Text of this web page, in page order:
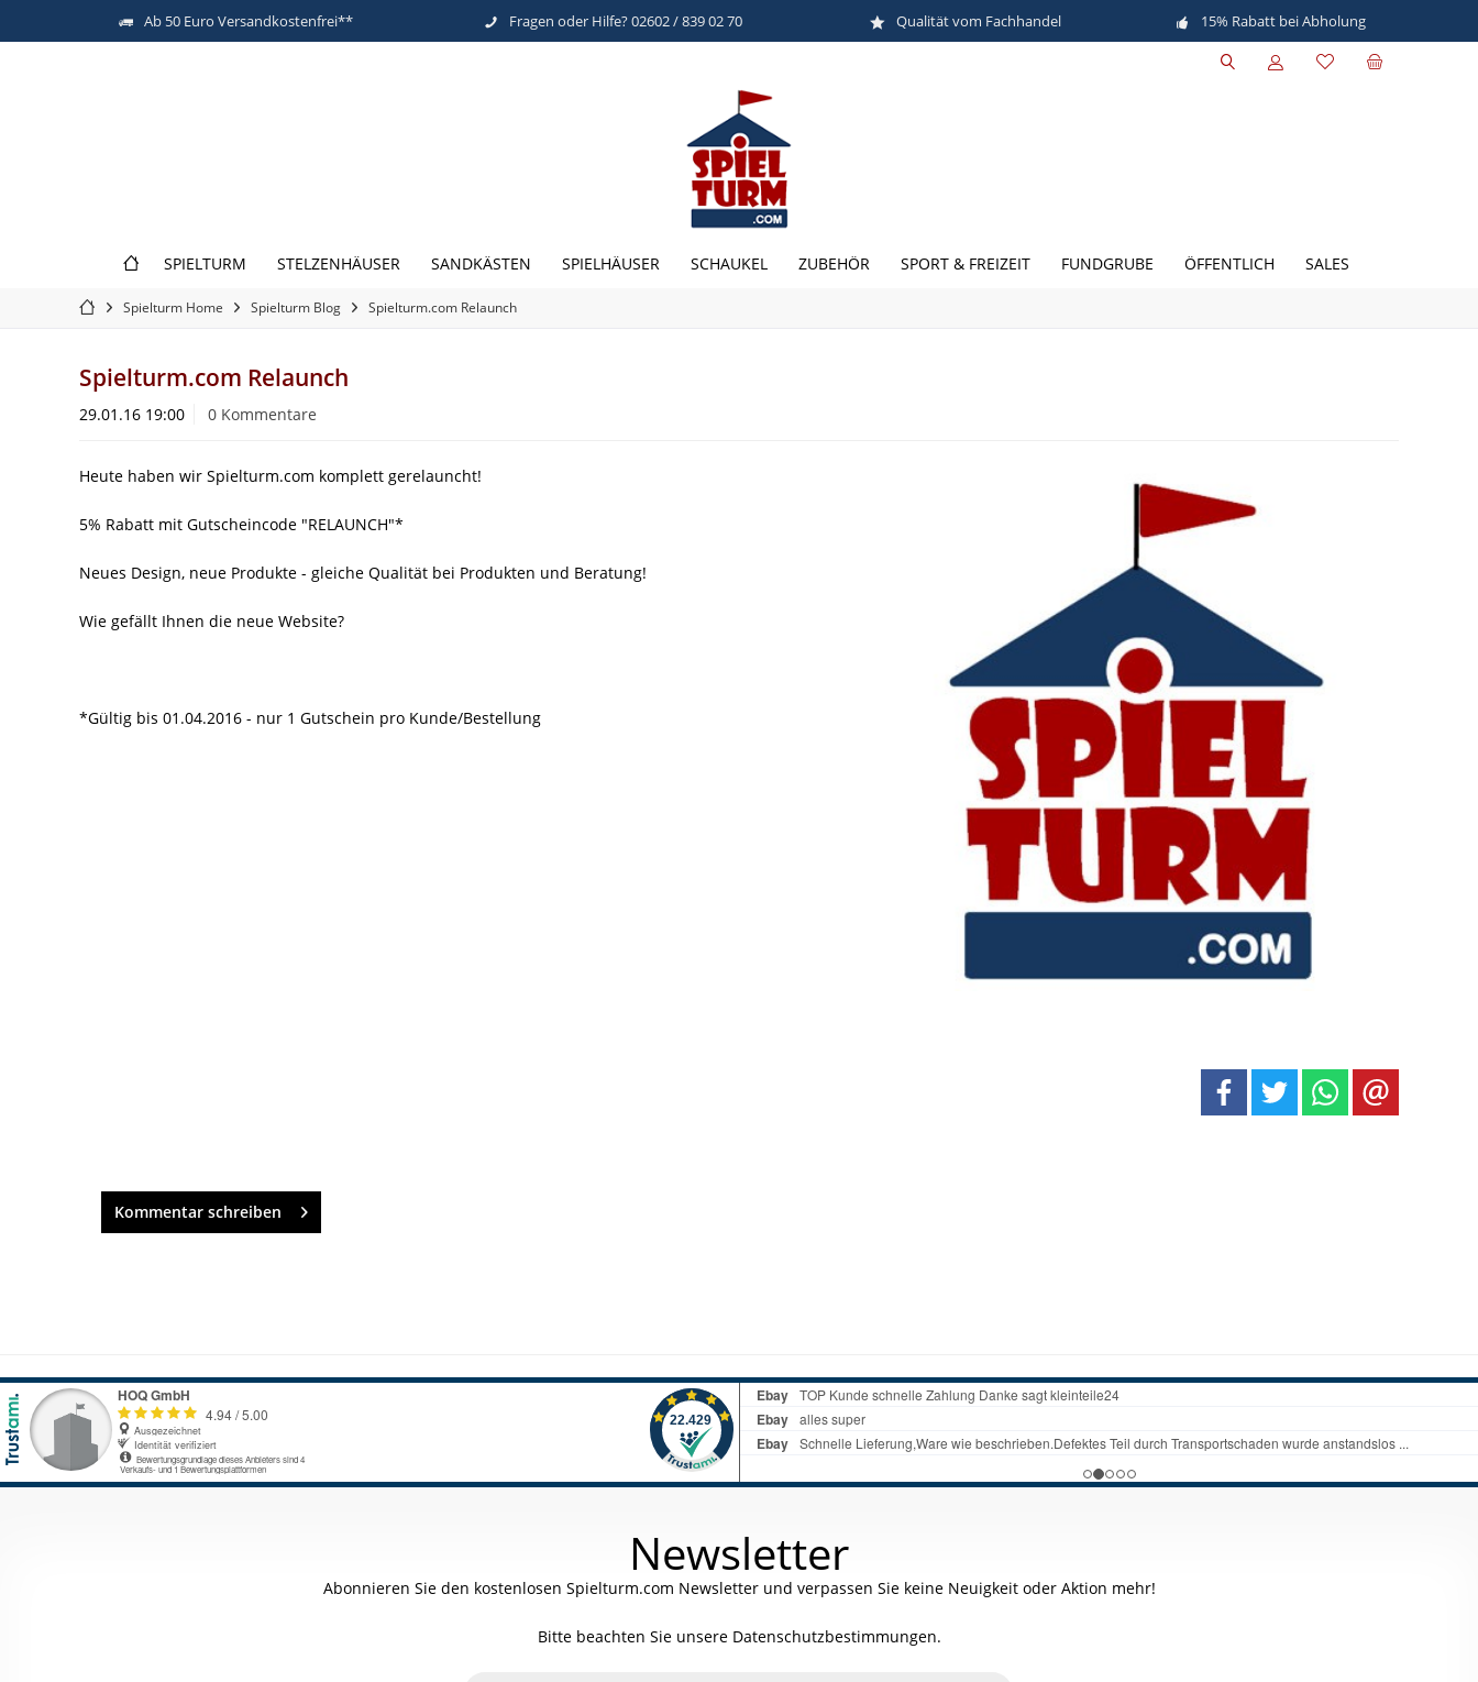
Ab 50 Euro Versandkostenfrei** Fragen oder Hilfe? 02602 / 839 02 70 Qualität vom Fachhandel 15% Rabatt bei Abholung
SPIELTURM STELZENHÄUSER SANDKÄSTEN SPIELHÄUSER SCHAUKEL ZUBEHÖR SPORT & FREIZEIT FUNDGRUBE ÖFFENTLICH SALES
Spielturm Home Spielturm Blog Spielturm.com Relaunch
Spielturm.com Relaunch
29.01.16 19:00 0 Kommentare
Heute haben wir Spielturm.com komplett gerelauncht!
5% Rabatt mit Gutscheincode "RELAUNCH"*
Neues Design, neue Produkte - gleiche Qualität bei Produkten und Beratung!
Wie gefällt Ihnen die neue Website?
*Gültig bis 01.04.2016 - nur 1 Gutschein pro Kunde/Bestellung
Kommentar schreiben
Newsletter
Abonnieren Sie den kostenlosen Spielturm.com Newsletter und verpassen Sie keine Neuigkeit oder Aktion mehr!
Bitte beachten Sie unsere Datenschutzbestimmungen.